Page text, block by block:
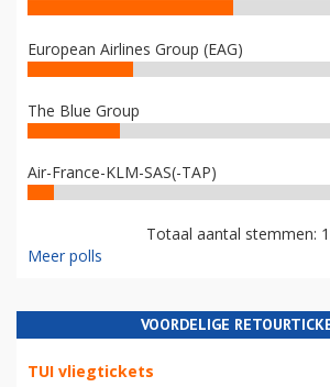
European Airlines Group (EAG)
The Blue Group
Air-France-KLM-SAS(-TAP)
Totaal aantal stemmen:
Meer polls
VOORDELIGE
TUI vliegtickets